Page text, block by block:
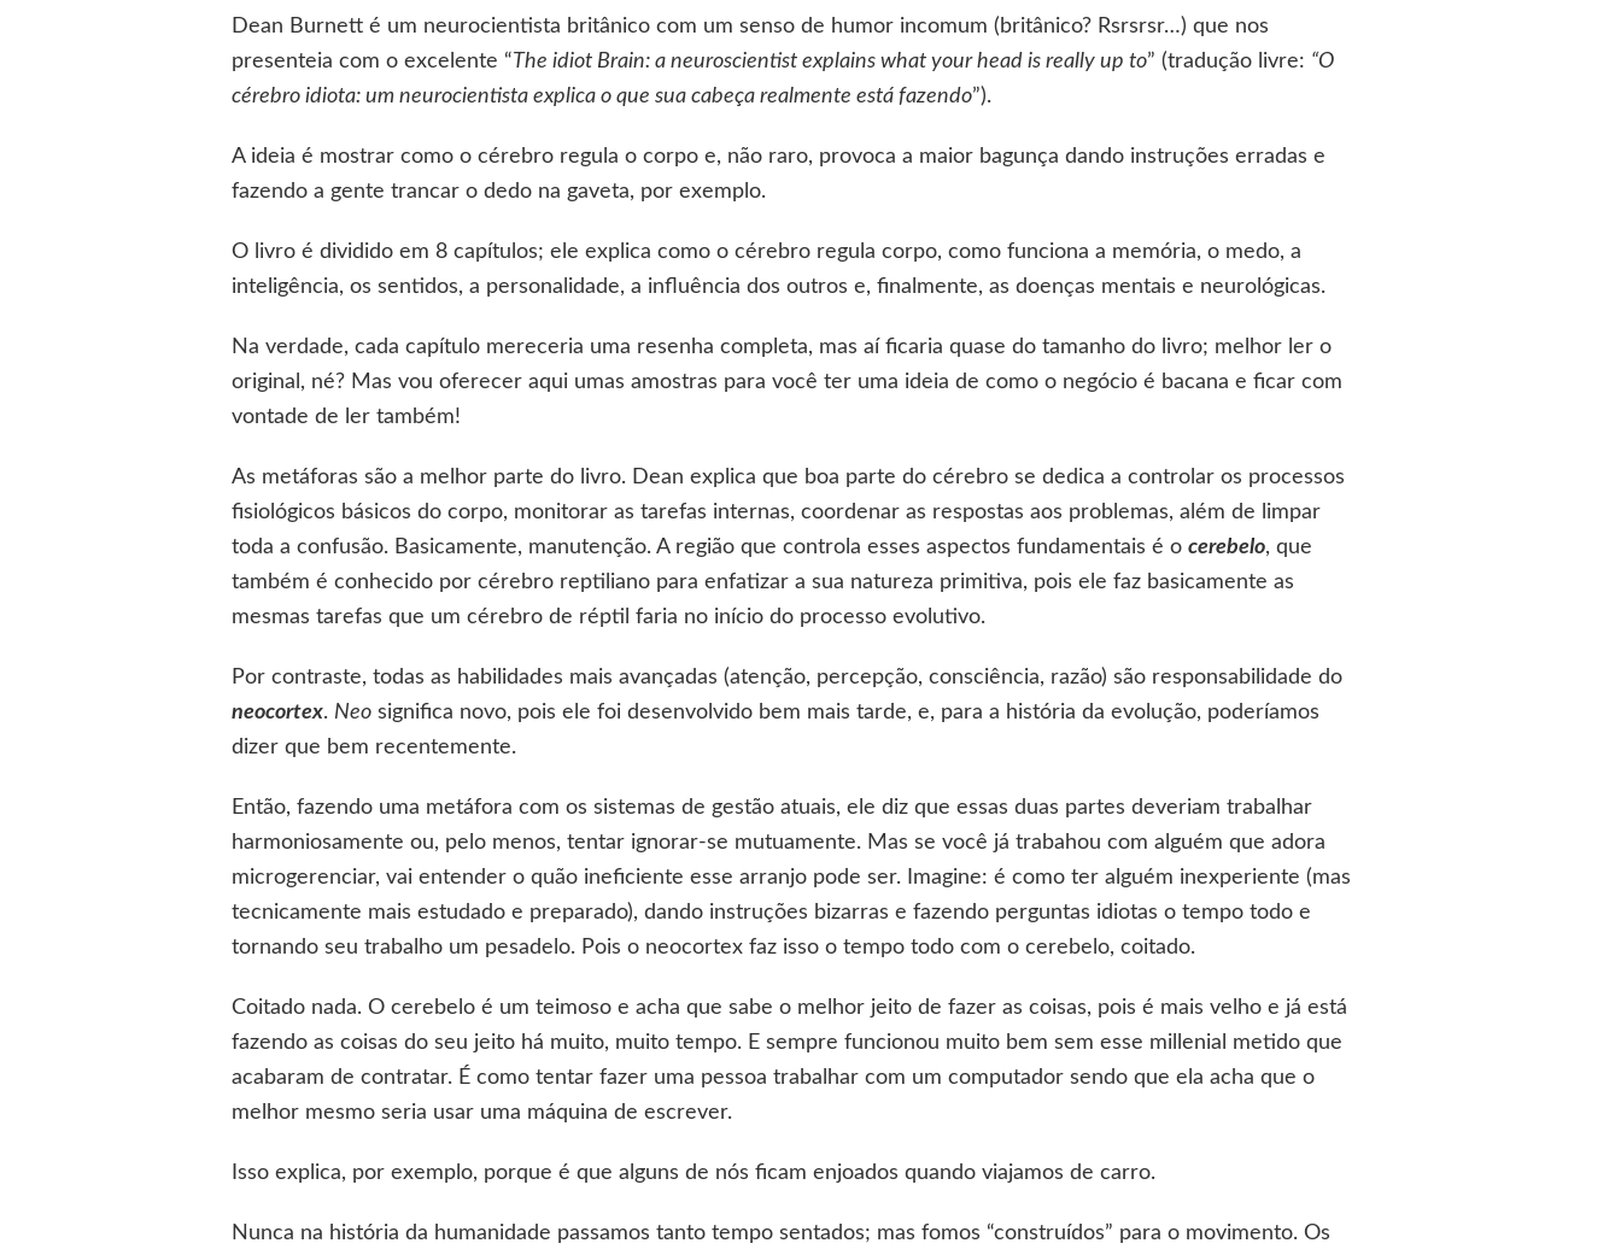
Dean Burnett é um neurocientista britânico com um senso de humor incomum (britânico? Rsrsrsr…) que nos
presenteia com o excelente “The idiot Brain: a neuroscientist explains what your head is really up to” (tradução livre: “O
cérebro idiota: um neurocientista explica o que sua cabeça realmente está fazendo”).
A ideia é mostrar como o cérebro regula o corpo e, não raro, provoca a maior bagunça dando instruções erradas e
fazendo a gente trancar o dedo na gaveta, por exemplo.
O livro é dividido em 8 capítulos; ele explica como o cérebro regula corpo, como funciona a memória, o medo, a
inteligência, os sentidos, a personalidade, a influência dos outros e, finalmente, as doenças mentais e neurológicas.
Na verdade, cada capítulo mereceria uma resenha completa, mas aí ficaria quase do tamanho do livro; melhor ler o
original, né? Mas vou oferecer aqui umas amostras para você ter uma ideia de como o negócio é bacana e ficar com
vontade de ler também!
As metáforas são a melhor parte do livro. Dean explica que boa parte do cérebro se dedica a controlar os processos
fisiológicos básicos do corpo, monitorar as tarefas internas, coordenar as respostas aos problemas, além de limpar
toda a confusão. Basicamente, manutenção. A região que controla esses aspectos fundamentais é o cerebelo, que
também é conhecido por cérebro reptiliano para enfatizar a sua natureza primitiva, pois ele faz basicamente as
mesmas tarefas que um cérebro de réptil faria no início do processo evolutivo.
Por contraste, todas as habilidades mais avançadas (atenção, percepção, consciência, razão) são responsabilidade do
neocortex. Neo significa novo, pois ele foi desenvolvido bem mais tarde, e, para a história da evolução, poderíamos
dizer que bem recentemente.
Então, fazendo uma metáfora com os sistemas de gestão atuais, ele diz que essas duas partes deveriam trabalhar
harmoniosamente ou, pelo menos, tentar ignorar-se mutuamente. Mas se você já trabahou com alguém que adora
microgerenciar, vai entender o quão ineficiente esse arranjo pode ser. Imagine: é como ter alguém inexperiente (mas
tecnicamente mais estudado e preparado), dando instruções bizarras e fazendo perguntas idiotas o tempo todo e
tornando seu trabalho um pesadelo. Pois o neocortex faz isso o tempo todo com o cerebelo, coitado.
Coitado nada. O cerebelo é um teimoso e acha que sabe o melhor jeito de fazer as coisas, pois é mais velho e já está
fazendo as coisas do seu jeito há muito, muito tempo. E sempre funcionou muito bem sem esse millenial metido que
acabaram de contratar. É como tentar fazer uma pessoa trabalhar com um computador sendo que ela acha que o
melhor mesmo seria usar uma máquina de escrever.
Isso explica, por exemplo, porque é que alguns de nós ficam enjoados quando viajamos de carro.
Nunca na história da humanidade passamos tanto tempo sentados; mas fomos “construídos” para o movimento. Os